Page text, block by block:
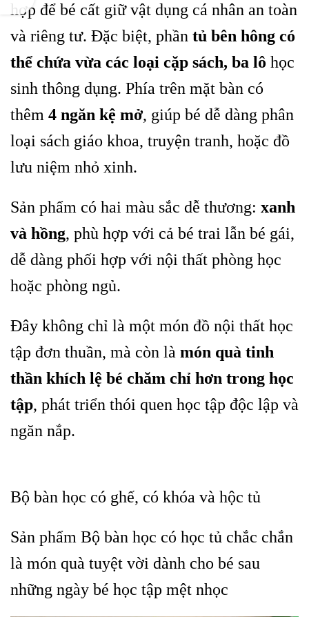
hợp để bé cất giữ vật dụng cá nhân an toàn
và riêng tư. Đặc biệt, phần tủ bên hông có
thể chứa vừa các loại cặp sách, ba lô học
sinh thông dụng. Phía trên mặt bàn có
thêm 4 ngăn kệ mở, giúp bé dễ dàng phân
loại sách giáo khoa, truyện tranh, hoặc đồ
lưu niệm nhỏ xinh.
Sản phẩm có hai màu sắc dễ thương: xanh
và hồng, phù hợp với cả bé trai lẫn bé gái,
dễ dàng phối hợp với nội thất phòng học
hoặc phòng ngủ.
Đây không chỉ là một món đồ nội thất học
tập đơn thuần, mà còn là món quà tinh
thần khích lệ bé chăm chỉ hơn trong học
tập, phát triển thói quen học tập độc lập và
ngăn nắp.
Bộ bàn học có ghế, có khóa và hộc tủ
Sản phẩm Bộ bàn học có học tủ chắc chắn
là món quà tuyệt vời dành cho bé sau
những ngày bé học tập mệt nhọc